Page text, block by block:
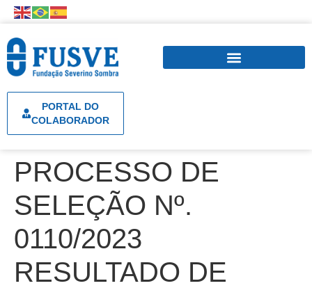
PORTAL DO
COLABORADOR
PROCESSO DE
SELEÇÃO Nº.
0110/2023
RESULTADO DE